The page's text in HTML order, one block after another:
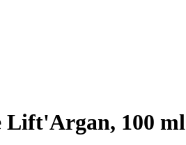
Lift'Argan, 100 ml